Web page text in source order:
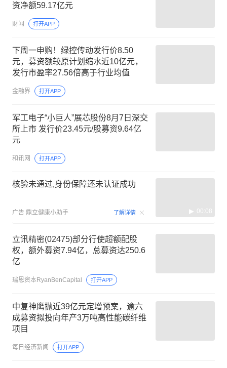
资净额59.17亿元
财闻 打开APP
下周一申购！绿控传动发行价8.50
元，募资额较原计划缩水近10亿元，
发行市盈率27.56倍高于行业均值
金融界 打开APP
军工电子“小巨人”展芯股份8月7日深交
所上市 发行价23.45元/股募资9.64亿
元
和讯网 打开APP
核验未通过,身份保障还未认证成功
广告 鼎立健康小助手 了解详情 00:08
立讯精密(02475)部分行使超额配股
权，额外募资7.94亿，总募资达250.6
亿
瑞恩资本RyanBenCapital 打开APP
中复神鹰抛近39亿元定增预案，逾六
成募资拟投向年产3万吨高性能碳纤维
项目
每日经济新闻 打开APP